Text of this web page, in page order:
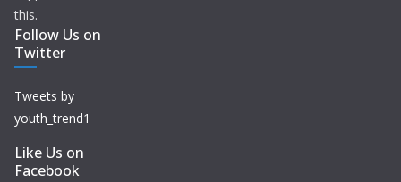
this.
Follow Us on
Twitter
Tweets by
youth_trend1
Like Us on
Facebook